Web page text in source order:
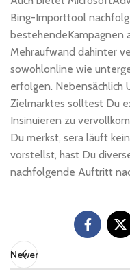
Bing-Importtool
bestehendeKampagnen
Mehraufwand dahinter
sowohlonline wie
erfolgen. Nebensächlich
Zielmarktes solltest Du
Insinuieren zu
Du merkst, sera läuft
vorstellst, hast Du
nachfolgende Auftritt
Newer